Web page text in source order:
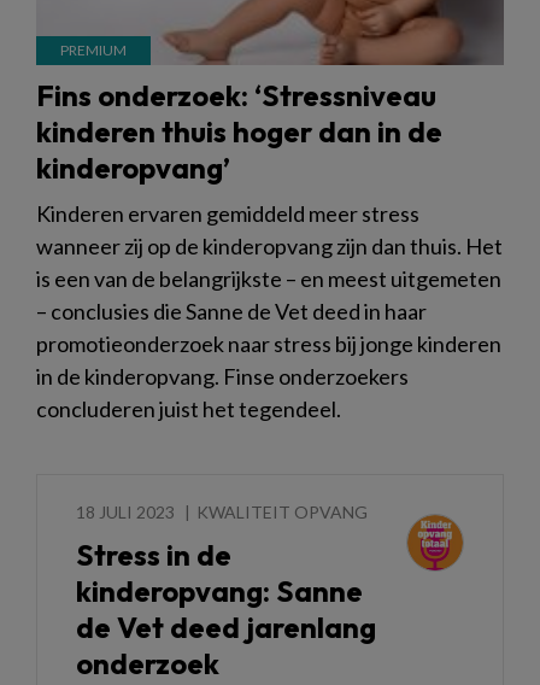
Fins onderzoek: ‘Stressniveau
kinderen thuis hoger dan in de
kinderopvang’
Kinderen ervaren gemiddeld meer stress
wanneer zij op de kinderopvang zijn dan thuis. Het
is een van de belangrijkste – en meest uitgemeten
– conclusies die Sanne de Vet deed in haar
promotieonderzoek naar stress bij jonge kinderen
in de kinderopvang. Finse onderzoekers
concluderen juist het tegendeel.
18 JULI 2023 KWALITEIT OPVANG
Stress in de
kinderopvang: Sanne
de Vet deed jarenlang
onderzoek